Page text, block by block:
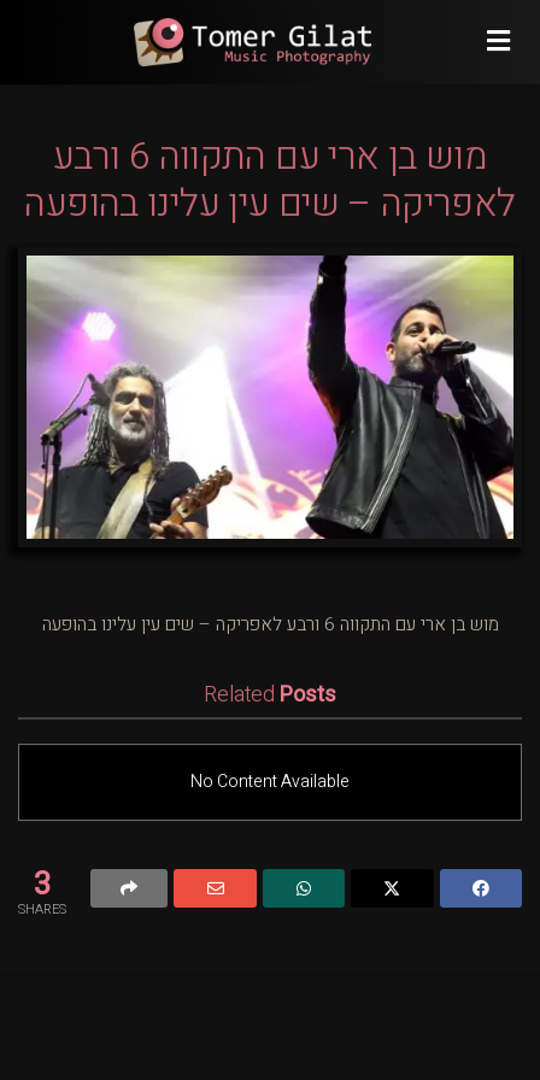
מוש בן ארי עם התקווה 6 ורבע
לאפריקה – שים עין עלינו בהופעה
מוש בן ארי עם התקווה 6 ורבע לאפריקה – שים עין עלינו בהופעה
Related Posts
No Content Available
3
SHARES